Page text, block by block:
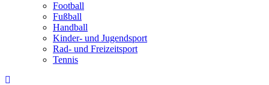
Football
Fußball
Handball
Kinder- und Jugendsport
Rad- und Freizeitsport
Tennis